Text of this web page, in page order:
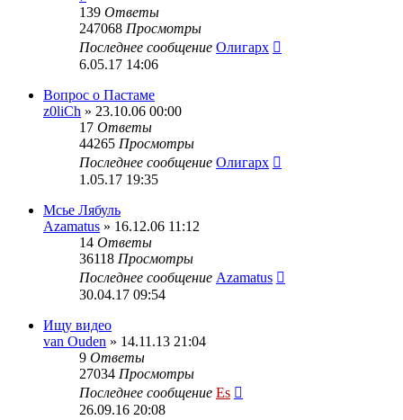
139 Ответы
247068 Просмотры
Последнее сообщение Олигарх
6.05.17 14:06
Вопрос о Пастаме
z0liCh » 23.10.06 00:00
17 Ответы
44265 Просмотры
Последнее сообщение Олигарх
1.05.17 19:35
Мсье Лябуль
Azamatus » 16.12.06 11:12
14 Ответы
36118 Просмотры
Последнее сообщение Azamatus
30.04.17 09:54
Ищу видео
van Ouden » 14.11.13 21:04
9 Ответы
27034 Просмотры
Последнее сообщение Es
26.09.16 20:08